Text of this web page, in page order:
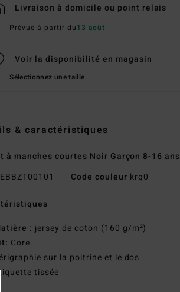
Livraison à domicile ou point relais
Prévue à partir du13 août
Voir la disponibilité en magasin
Sélectionnez une taille
& caractéristiques
à manches courtes Noir Garçon 8-16 ans
EBBZT00101 Code couleur krq0
: jersey de coton (160 g/m²)
Core
sur la poitrine et le dos
tissée